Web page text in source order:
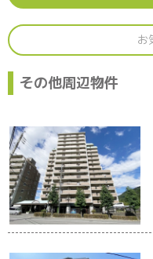
お
その他周辺物件